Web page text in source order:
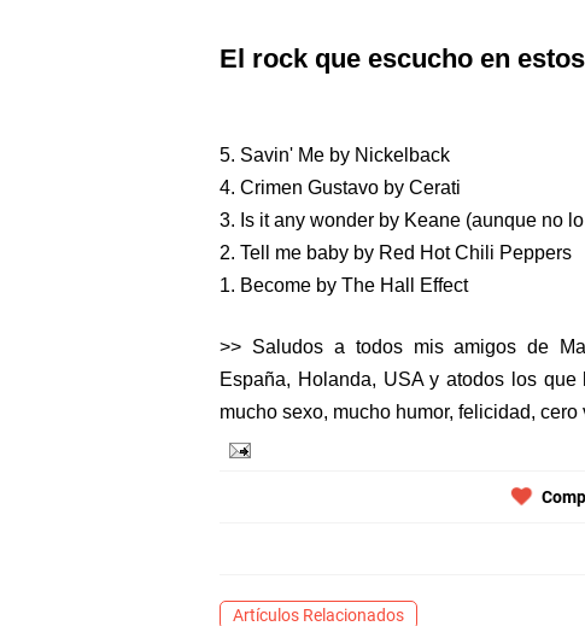
El rock que escucho en
5. Savin' Me by Nickelback
4. Crimen Gustavo by Cerati
3. Is it any wonder by Keane (aunque no
2. Tell me baby by Red Hot Chili Peppers
1. Become by The Hall Effect
>> Saludos a todos mis amigos de
España, Holanda, USA y atodos los
mucho sexo, mucho humor, felicidad,
Artículos Relacionados